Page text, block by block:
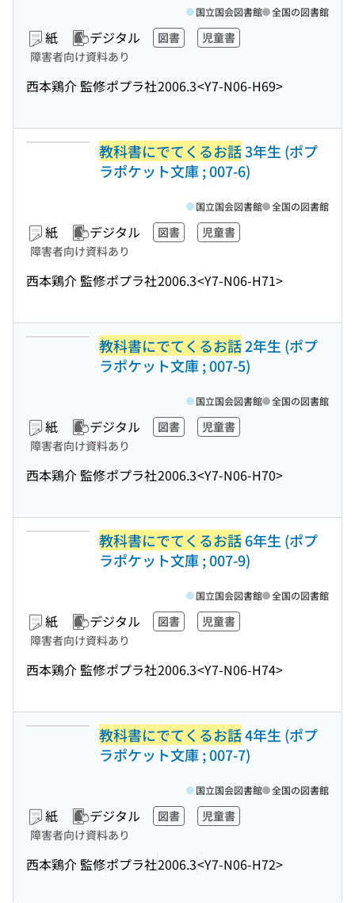
紙 デジタル 図書
児童書
障害者向け資料あり
西本鶏介 監修ポプラ社2006.3<Y7-N06-H69>
国立国会図書館 全国の図書館
教科書にでてくるお話3年生 (ポプ
ラポケット文庫 ; 007-6)
紙 デジタル 図書
児童書
障害者向け資料あり
西本鶏介 監修ポプラ社2006.3<Y7-N06-H71>
国立国会図書館 全国の図書館
教科書にでてくるお話2年生 (ポプ
ラポケット文庫 ; 007-5)
紙 デジタル 図書
児童書
障害者向け資料あり
西本鶏介 監修ポプラ社2006.3<Y7-N06-H70>
国立国会図書館 全国の図書館
教科書にでてくるお話6年生 (ポプ
ラポケット文庫 ; 007-9)
紙 デジタル 図書
児童書
障害者向け資料あり
西本鶏介 監修ポプラ社2006.3<Y7-N06-H74>
国立国会図書館 全国の図書館
教科書にでてくるお話4年生 (ポプ
ラポケット文庫 ; 007-7)
紙 デジタル 図書
児童書
障害者向け資料あり
西本鶏介 監修ポプラ社2006.3<Y7-N06-H72>
国立国会図書館 全国の図書館